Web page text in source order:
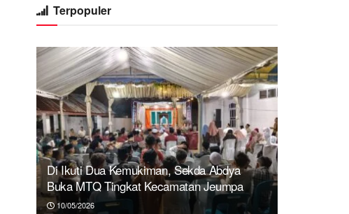
Terpopuler
Di Ikuti Dua Kemukiman, Sekda Abdya
Buka MTQ Tingkat Kecamatan Jeumpa
10/05/2026